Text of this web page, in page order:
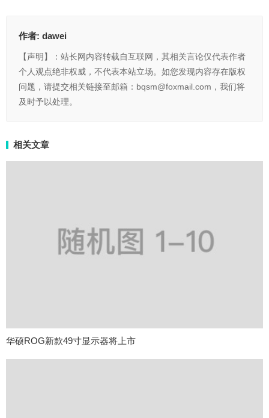
作者: dawei
【声明】：站长网内容转载自互联网，其相关言论仅代表作者
个人观点绝非权威，不代表本站立场。如您发现内容存在版权
问题，请提交相关链接至邮箱：bqsm@foxmail.com，我们将
及时予以处理。
相关文章
华硕ROG新款49寸显示器将上市